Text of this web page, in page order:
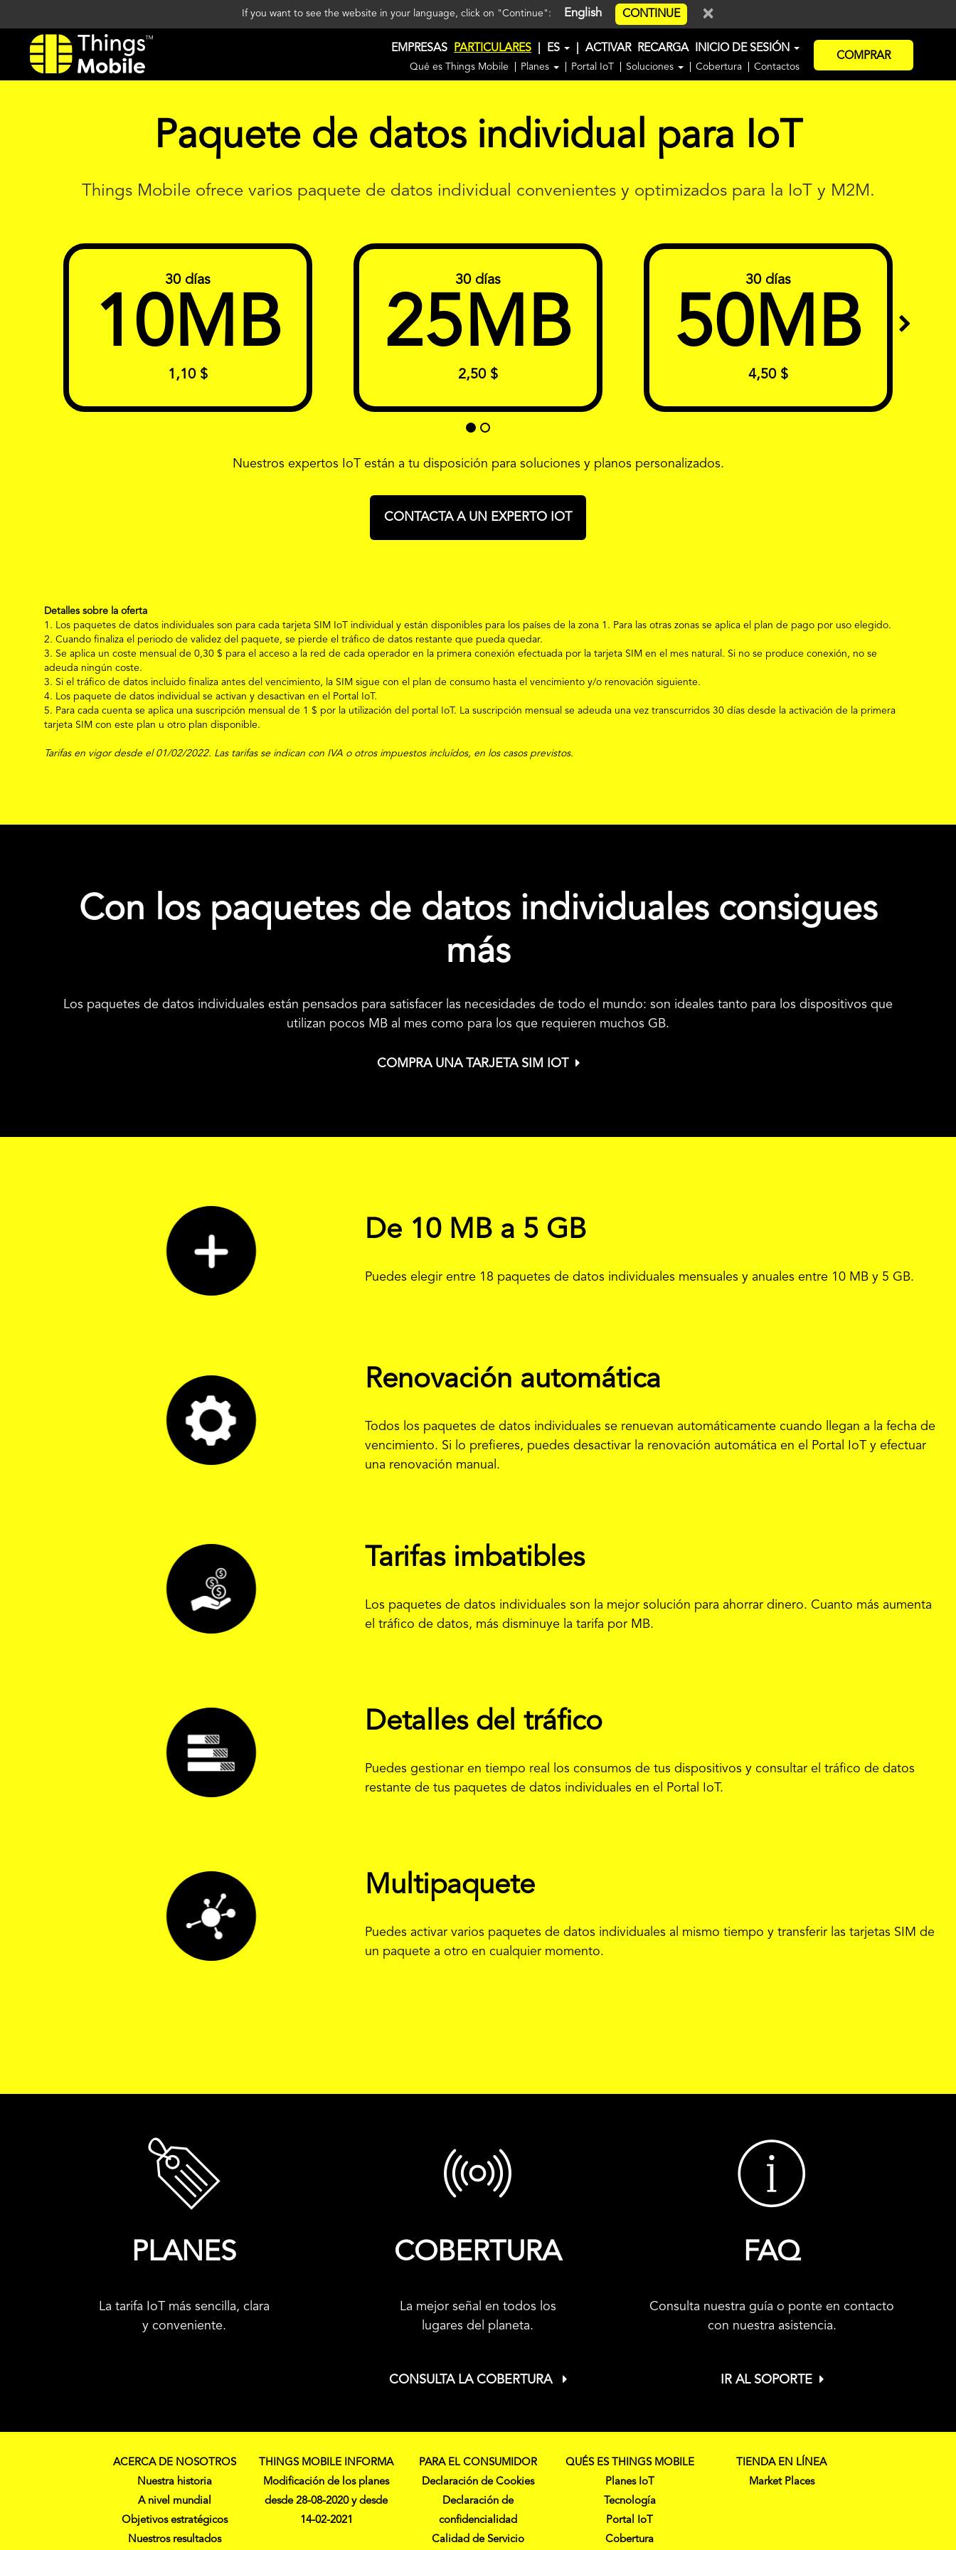
If you want to see the website in your language, click on "Continue": English CONTINUE ×
EMPRESAS PARTICULARES ES ACTIVAR RECARGA INICIO DE SESIÓN
Qué es Things Mobile Planes Portal IoT Soluciones Cobertura Contactos
COMPRAR
Paquete de datos individual para IoT
Things Mobile ofrece varios paquete de datos individual convenientes y optimizados para la IoT y M2M.
30 días
10MB
1,10 $
30 días
25MB
2,50 $
30 días
50MB
4,50 $
Nuestros expertos IoT están a tu disposición para soluciones y planos personalizados.
CONTACTA A UN EXPERTO IOT
Detalles sobre la oferta
1. Los paquetes de datos individuales son para cada tarjeta SIM IoT individual y están disponibles para los países de la zona 1. Para las otras zonas se aplica el plan de pago por uso elegido.
2. Cuando finaliza el periodo de validez del paquete, se pierde el tráfico de datos restante que pueda quedar.
3. Se aplica un coste mensual de 0,30 $ para el acceso a la red de cada operador en la primera conexión efectuada por la tarjeta SIM en el mes natural . Si no se produce conexión, no se
adeuda ningún coste.
3. Si el tráfico de datos incluido finaliza antes del vencimiento, la SIM sigue con el plan de consumo hasta el vencimiento y/o renovación siguiente.
4. Los paquete de datos individual se activan y desactivan en el Portal IoT.
5. Para cada cuenta se aplica una suscripción mensual de 1 $ por la utilización del portal IoT. La suscripción mensual se adeuda una vez transcurridos 30 días desde la activación de la primera
tarjeta SIM con este plan u otro plan disponible.
Tarifas en vigor desde el 01/02/2022. Las tarifas se indican con IVA o otros impuestos incluídos, en los casos previstos.
Con los paquetes de datos individuales consigues
más
Los paquetes de datos individuales están pensados para satisfacer las necesidades de todo el mundo: son ideales tanto para los dispositivos que
utilizan pocos MB al mes como para los que requieren muchos GB.
COMPRA UNA TARJETA SIM IOT
De 10 MB a 5 GB
Puedes elegir entre 18 paquetes de datos individuales mensuales y anuales entre 10 MB y 5 GB.
Renovación automática
Todos los paquetes de datos individuales se renuevan automáticamente cuando llegan a la fecha de
vencimiento. Si lo prefieres, puedes desactivar la renovación automática en el Portal IoT y efectuar
una renovación manual.
Tarifas imbatibles
Los paquetes de datos individuales son la mejor solución para ahorrar dinero. Cuanto más aumenta
el tráfico de datos, más disminuye la tarifa por MB.
Detalles del tráfico
Puedes gestionar en tiempo real los consumos de tus dispositivos y consultar el tráfico de datos
restante de tus paquetes de datos individuales en el Portal IoT.
Multipaquete
Puedes activar varios paquetes de datos individuales al mismo tiempo y transferir las tarjetas SIM de
un paquete a otro en cualquier momento.
PLANES
La tarifa IoT más sencilla, clara
y conveniente.
COBERTURA
La mejor señal en todos los
lugares del planeta.
CONSULTA LA COBERTURA
FAQ
Consulta nuestra guía o ponte en contacto
con nuestra asistencia.
IR AL SOPORTE
ACERCA DE NOSOTROS
Nuestra historia
A nivel mundial
Objetivos estratégicos
Nuestros resultados
THINGS MOBILE INFORMA
Modificación de los planes
desde 28-08-2020 y desde
14-02-2021
PARA EL CONSUMIDOR
Declaración de Cookies
Declaración de
confidencialidad
Calidad de Servicio
QUÉS ES THINGS MOBILE
Planes IoT
Tecnología
Portal IoT
Cobertura
TIENDA EN LÍNEA
Market Places